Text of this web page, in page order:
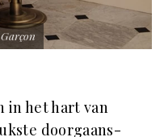
in het hart van
doorgaans-